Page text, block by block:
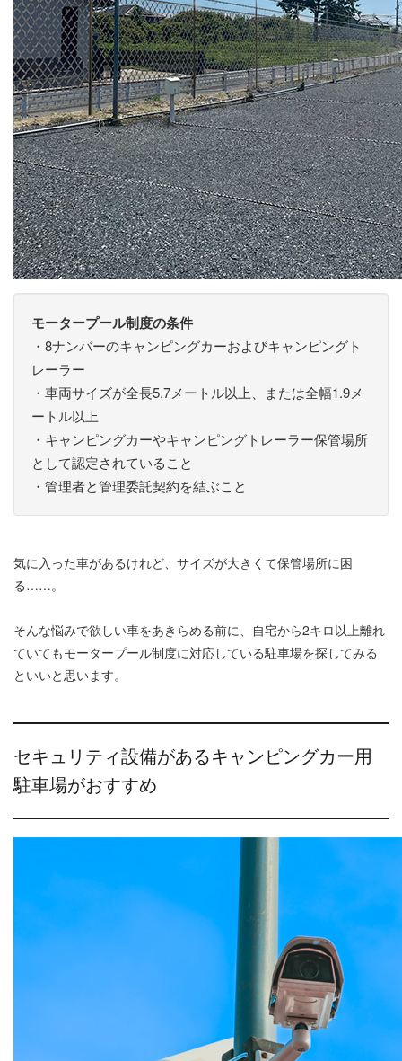
モータープール制度の条件
・8ナンバーのキャンピングカーおよびキャンピングト
レーラー
・車両サイズが全長5.7メートル以上、または全幅1.9メ
ートル以上
・キャンピングカーやキャンピングトレーラー保管場所
として認定されていること
・管理者と管理委託契約を結ぶこと
気に入った車があるけれど、サイズが大きくて保管場所に困
る……。
そんな悩みで欲しい車をあきらめる前に、自宅から2キロ以上離れ
ていてもモータープール制度に対応している駐車場を探してみる
といいと思います。
セキュリティ設備があるキャンピングカー用
駐車場がおすすめ